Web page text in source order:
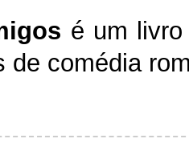
é um
de comédia